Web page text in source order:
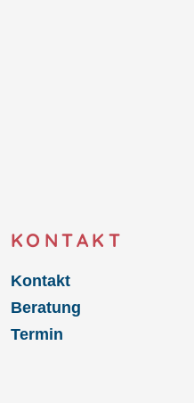
KONTAKT
Kontakt
Beratung
Termin